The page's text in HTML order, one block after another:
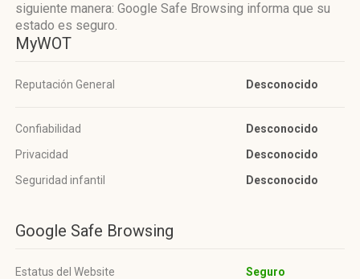
siguiente manera: Google Safe Browsing informa que su
estado es seguro.
MyWOT
Reputación General Desconocido
Confiabilidad
Desconocido
Privacidad
Desconocido
Seguridad infantil
Desconocido
Google Safe Browsing
Estatus del Website Seguro